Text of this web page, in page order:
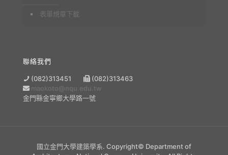
表單規章下載
聯絡我們
(082)313451
(082)313463
maokoto@nqu.edu.tw
金門縣金寧鄉大學路一號
國立金門大學建築學系. Copyright© Department of